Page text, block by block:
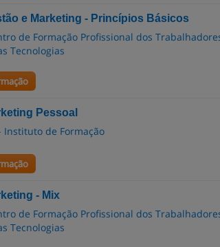
e Marketing - Princípios Básicos
de Formação Profissional dos
Tecnologias
Pessoal
Instituto de Formação
- Mix
de Formação Profissional dos
Tecnologias